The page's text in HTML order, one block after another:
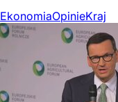
EkonomiaOpinieKraj